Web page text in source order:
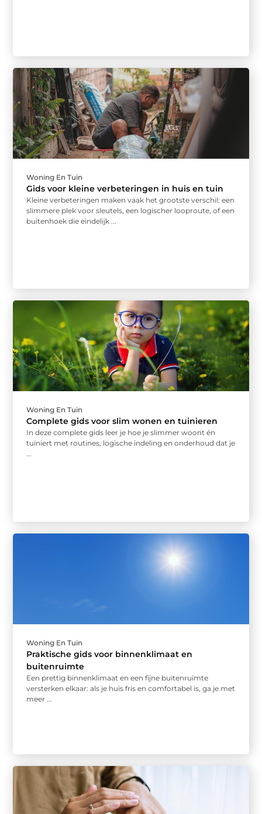
Woning En Tuin
Gids voor kleine verbeteringen in huis en tuin
Kleine verbeteringen maken vaak het grootste verschil: een
slimmere plek voor sleutels, een logischer looproute, of een
buitenhoek die eindelijk ...
Woning En Tuin
Complete gids voor slim wonen en tuinieren
In deze complete gids leer je hoe je slimmer woont én
tuiniert met routines, logische indeling en onderhoud dat je
...
Woning En Tuin
Praktische gids voor binnenklimaat en
buitenruimte
Een prettig binnenklimaat en een fijne buitenruimte
versterken elkaar: als je huis fris en comfortabel is, ga je met
meer ...